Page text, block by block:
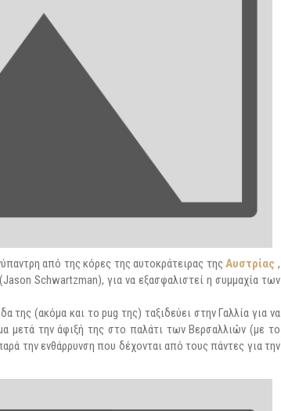
από της κόρες της αυτοκράτειρας τηςΑυστρίας ,
(Jason Schwartzman), για να εξασφαλιστεί η συμμαχία των
της (ακόμα και το pug της) ταξιδεύει στην Γαλλία για να
μετά την άφιξή της στο παλάτι των Βερσαλλιών (με το
την ενθάρρυνση που δέχονται από τους πάντες για την